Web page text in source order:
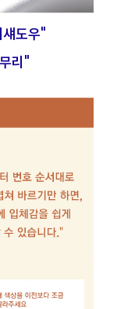
도우"
리"